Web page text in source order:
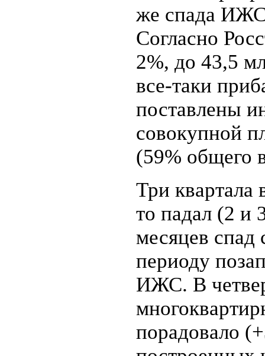
же спада
Согласно
2%, до 43,5
все-таки
поставлены
совокупной
(59% общего
Три квартала
то падал (2 и
месяцев спад
периоду
ИЖС. В
порадовало